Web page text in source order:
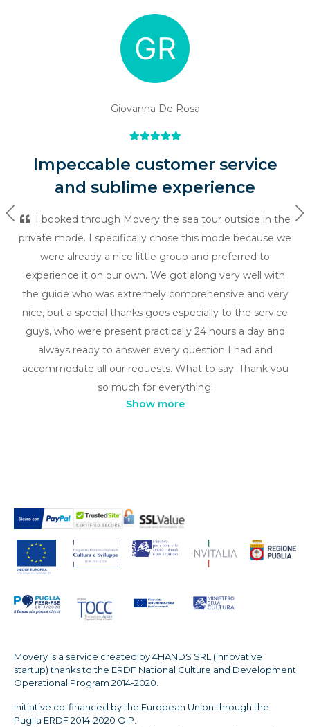
Giovanna De Rosa
Impeccable customer service
and sublime experience
I booked through Movery the sea tour outside in the
private mode. I specifically chose this mode because we
were already a nice little group and preferred to
experience it on our own. We got along very well with
the guide who was extremely comprehensive and very
nice, but a special thanks goes especially to the service
guys, who were present practically 24 hours a day and
always ready to answer every question I had and
accommodate all our requests. What to say. Thank you
so much for everything!
Previous
Show more
Movery is a service created by 4HANDS SRL (innovative
startup) thanks to the ERDF National Culture and Development
Operational Program 2014-2020.
Initiative co-financed by the European Union through the
Puglia ERDF 2014-2020 O.P.